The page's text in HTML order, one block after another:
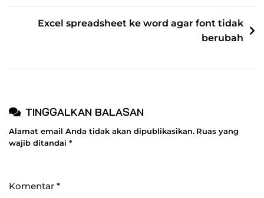
Excel spreadsheet ke word agar font tidak
berubah
TINGGALKAN BALASAN
Alamat email Anda tidak akan dipublikasikan. Ruas yang
wajib ditandai *
Komentar *